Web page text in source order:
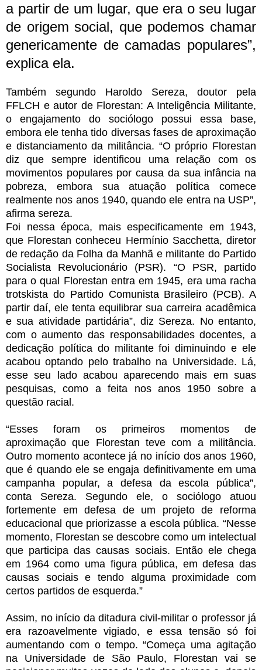
a partir de um lugar, que era o seu lugar
de origem social, que podemos chamar
genericamente de camadas populares”,
explica ela.
Também segundo Haroldo Sereza, doutor pela
FFLCH e autor de Florestan: A Inteligência Militante,
o engajamento do sociólogo possui essa base,
embora ele tenha tido diversas fases de aproximação
e distanciamento da militância. “O próprio Florestan
diz que sempre identificou uma relação com os
movimentos populares por causa da sua infância na
pobreza, embora sua atuação política comece
realmente nos anos 1940, quando ele entra na USP”,
afirma sereza.
Foi nessa época, mais especificamente em 1943,
que Florestan conheceu Hermínio Sacchetta, diretor
de redação da Folha da Manhã e militante do Partido
Socialista Revolucionário (PSR). “O PSR, partido
para o qual Florestan entra em 1945, era uma racha
trotskista do Partido Comunista Brasileiro (PCB). A
partir daí, ele tenta equilibrar sua carreira acadêmica
e sua atividade partidária”, diz Sereza. No entanto,
com o aumento das responsabilidades docentes, a
dedicação política do militante foi diminuindo e ele
acabou optando pelo trabalho na Universidade. Lá,
esse seu lado acabou aparecendo mais em suas
pesquisas, como a feita nos anos 1950 sobre a
questão racial.
“Esses foram os primeiros momentos de
aproximação que Florestan teve com a militância.
Outro momento acontece já no início dos anos 1960,
que é quando ele se engaja definitivamente em uma
campanha popular, a defesa da escola pública”,
conta Sereza. Segundo ele, o sociólogo atuou
fortemente em defesa de um projeto de reforma
educacional que priorizasse a escola pública. “Nesse
momento, Florestan se descobre como um intelectual
que participa das causas sociais. Então ele chega
em 1964 como uma figura pública, em defesa das
causas sociais e tendo alguma proximidade com
certos partidos de esquerda.”
Assim, no início da ditadura civil-militar o professor já
era razoavelmente vigiado, e essa tensão só foi
aumentando com o tempo. “Começa uma agitação
na Universidade de São Paulo, Florestan vai se